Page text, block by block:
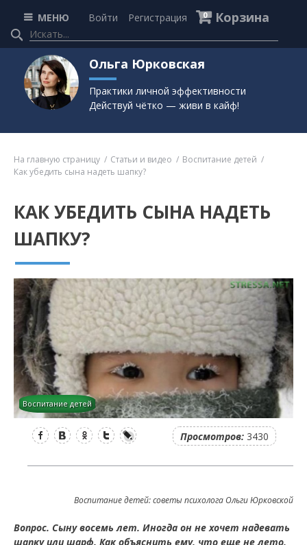
МЕНЮ Войти Регистрация 0 Корзина
Ольга Юрковская
Практики личной эффективности
Действуй чётко — живи в кайф!
На главную страницу Статьи и видео
Воспитание детей
Как убедить сына надеть шапку?
КАК УБЕДИТЬ СЫНА НАДЕТЬ
ШАПКУ?
Воспитание детей
Просмотров:3430
Воспитание детей: советы психолога Ольги Юрковской
Вопрос. Сыну восемь лет. Иногда он не хочет надевать
шапку или шарф. Как объяснить ему, что еще не лето,